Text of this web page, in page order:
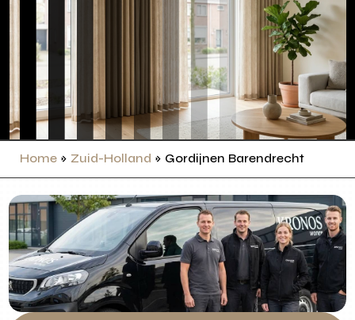
Home» Zuid-Holland » Gordijnen Barendrecht